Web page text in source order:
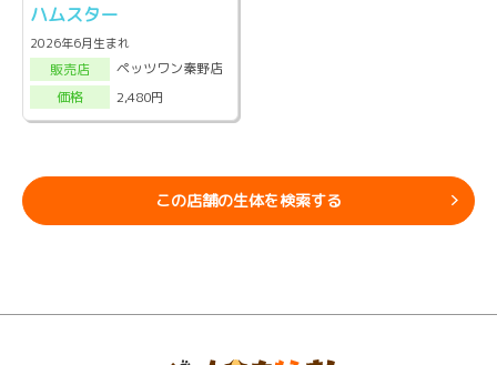
ハムスター
2026年6月生まれ
販売店
ペッツワン秦野店
価格
2,480円
この店舗の生体を検索する